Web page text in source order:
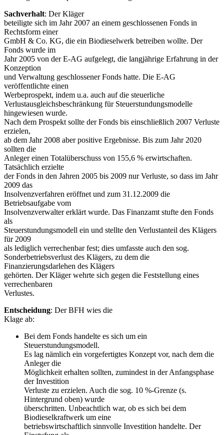
Sachverhalt: Der Kläger
beteiligte sich im Jahr 2007 an einem geschlossenen Fonds in
Rechtsform einer
GmbH & Co. KG, die ein Biodieselwerk betreiben wollte. Der
Fonds wurde im
Jahr 2005 von der E-AG aufgelegt, die langjährige Erfahrung in der
Konzeption
und Verwaltung geschlossener Fonds hatte. Die E-AG
veröffentlichte einen
Werbeprospekt, indem u.a. auch auf die steuerliche
Verlustausgleichsbeschränkung für Steuerstundungsmodelle
hingewiesen wurde.
Nach dem Prospekt sollte der Fonds bis einschließlich 2007 Verluste
erzielen,
ab dem Jahr 2008 aber positive Ergebnisse. Bis zum Jahr 2020
sollten die
Anleger einen Totalüberschuss von 155,6 % erwirtschaften.
Tatsächlich erzielte
der Fonds in den Jahren 2005 bis 2009 nur Verluste, so dass im Jahr
2009 das
Insolvenzverfahren eröffnet und zum 31.12.2009 die
Betriebsaufgabe vom
Insolvenzverwalter erklärt wurde. Das Finanzamt stufte den Fonds
als
Steuerstundungsmodell ein und stellte den Verlustanteil des Klägers
für 2009
als lediglich verrechenbar fest; dies umfasste auch den sog.
Sonderbetriebsverlust des Klägers, zu dem die
Finanzierungsdarlehen des Klägers
gehörten. Der Kläger wehrte sich gegen die Feststellung eines
verrechenbaren
Verlustes.
Entscheidung: Der BFH wies die
Klage ab:
Bei dem Fonds handelte es sich um ein
Steuerstundungsmodell.
Es lag nämlich ein vorgefertigtes Konzept vor, nach dem die
Anleger die
Möglichkeit erhalten sollten, zumindest in der Anfangsphase
der Investition
Verluste zu erzielen. Auch die sog. 10 %-Grenze (s.
Hintergrund oben) wurde
überschritten. Unbeachtlich war, ob es sich bei dem
Biodieselkraftwerk um eine
betriebswirtschaftlich sinnvolle Investition handelte. Der